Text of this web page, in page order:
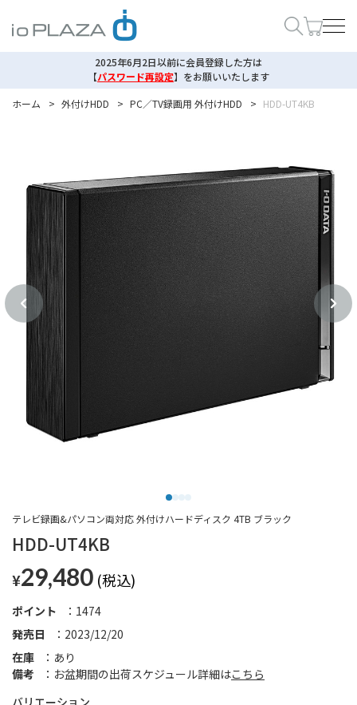
2025年6月2日以前に会員登録した方は
【パスワード再設定】 をお願いいたします
ホーム
> 外付けHDD > PC／TV録画用 外付けHDD > HDD-UT4KB
HDD-UT4KB
テレビ録画&パソコン両対応 外付けハードディスク 4TB ブラック
¥29,480
発売日 2023/12/20
ポイント 1474
在庫
あり
備考
お盆期間の出荷スケジュール詳細はこちら